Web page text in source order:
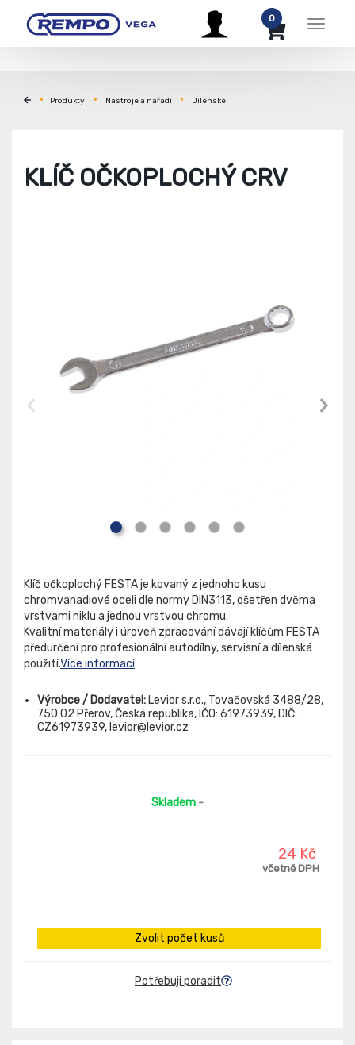
Menu
0
Produkty Nástroje a nářadí Dílenské
KLÍČ OČKOPLOCHÝ CRV
Klíč očkoplochý FESTA je kovaný z jednoho kusu
chromvanadiové oceli dle normy DIN3113, ošetřen dvěma
vrstvami niklu a jednou vrstvou chromu.
Kvalitní materiály i úroveň zpracování dávají klíčům FESTA
předurčení pro profesionální autodílny, servisní a dílenská
použití.Více informací
Výrobce / Dodavatel: Levior s.r.o., Tovačovská 3488/28,
750 02 Přerov, Česká republika, IČO: 61973939, DIČ:
CZ61973939, levior@levior.cz
Skladem -
24 Kč
včetně DPH
Zvolit počet kusů
Potřebuji poradit